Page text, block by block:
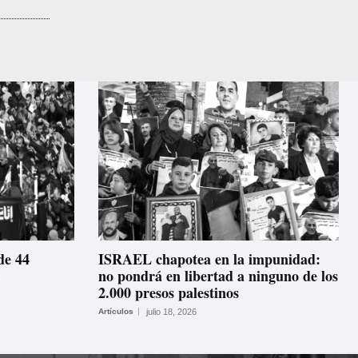
44
ISRAEL chapotea en la impunidad:
no pondrá en libertad a ninguno de los
2.000 presos palestinos
Artículos julio 18, 2026